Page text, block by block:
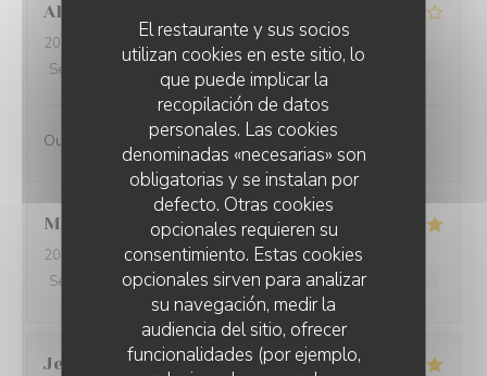
El restaurante y sus socios
utilizan cookies en este sitio, lo
que puede implicar la
recopilación de datos
personales. Las cookies
denominadas «necesarias» son
obligatorias y se instalan por
defecto. Otras cookies
opcionales requieren su
consentimiento. Estas cookies
opcionales sirven para analizar
su navegación, medir la
audiencia del sitio, ofrecer
funcionalidades (por ejemplo,
Alain
2026-07-31
- 19:30 - Invitados 2
Servicio
Menú 4 Calidad / Precio
Oui
Martine
2026-07-30 - 20:00 - Invitados 2
Servicio
/5 Ambiente: 5/5 Menú: 5/5 Calidad / Precio
Jean-Baptiste J